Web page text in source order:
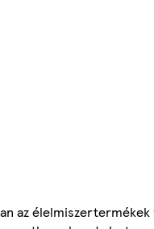
az élelmiszertermékek